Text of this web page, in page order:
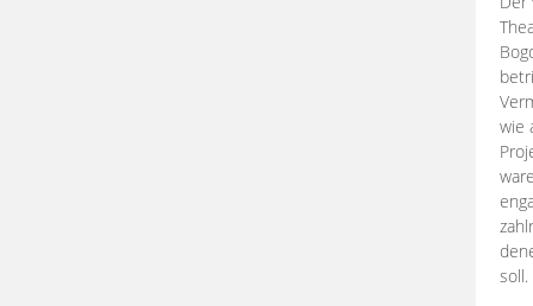
wie
zahlr
soll.